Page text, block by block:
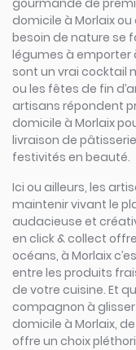
gourmande de
domicile à Morlaix
besoin de nature se
légumes à emporter
sont un vrai cocktail
ou les fêtes de fin
artisans répondent
domicile à Morlaix
livraison de
festivités en beauté.
Ici ou ailleurs, les
maintenir vivant le
audacieuse et
en click & collect
océans, à Morlaix
entre les produits
de votre cuisine. Et
compagnon à glisser
domicile à Morlaix,
offre un choix